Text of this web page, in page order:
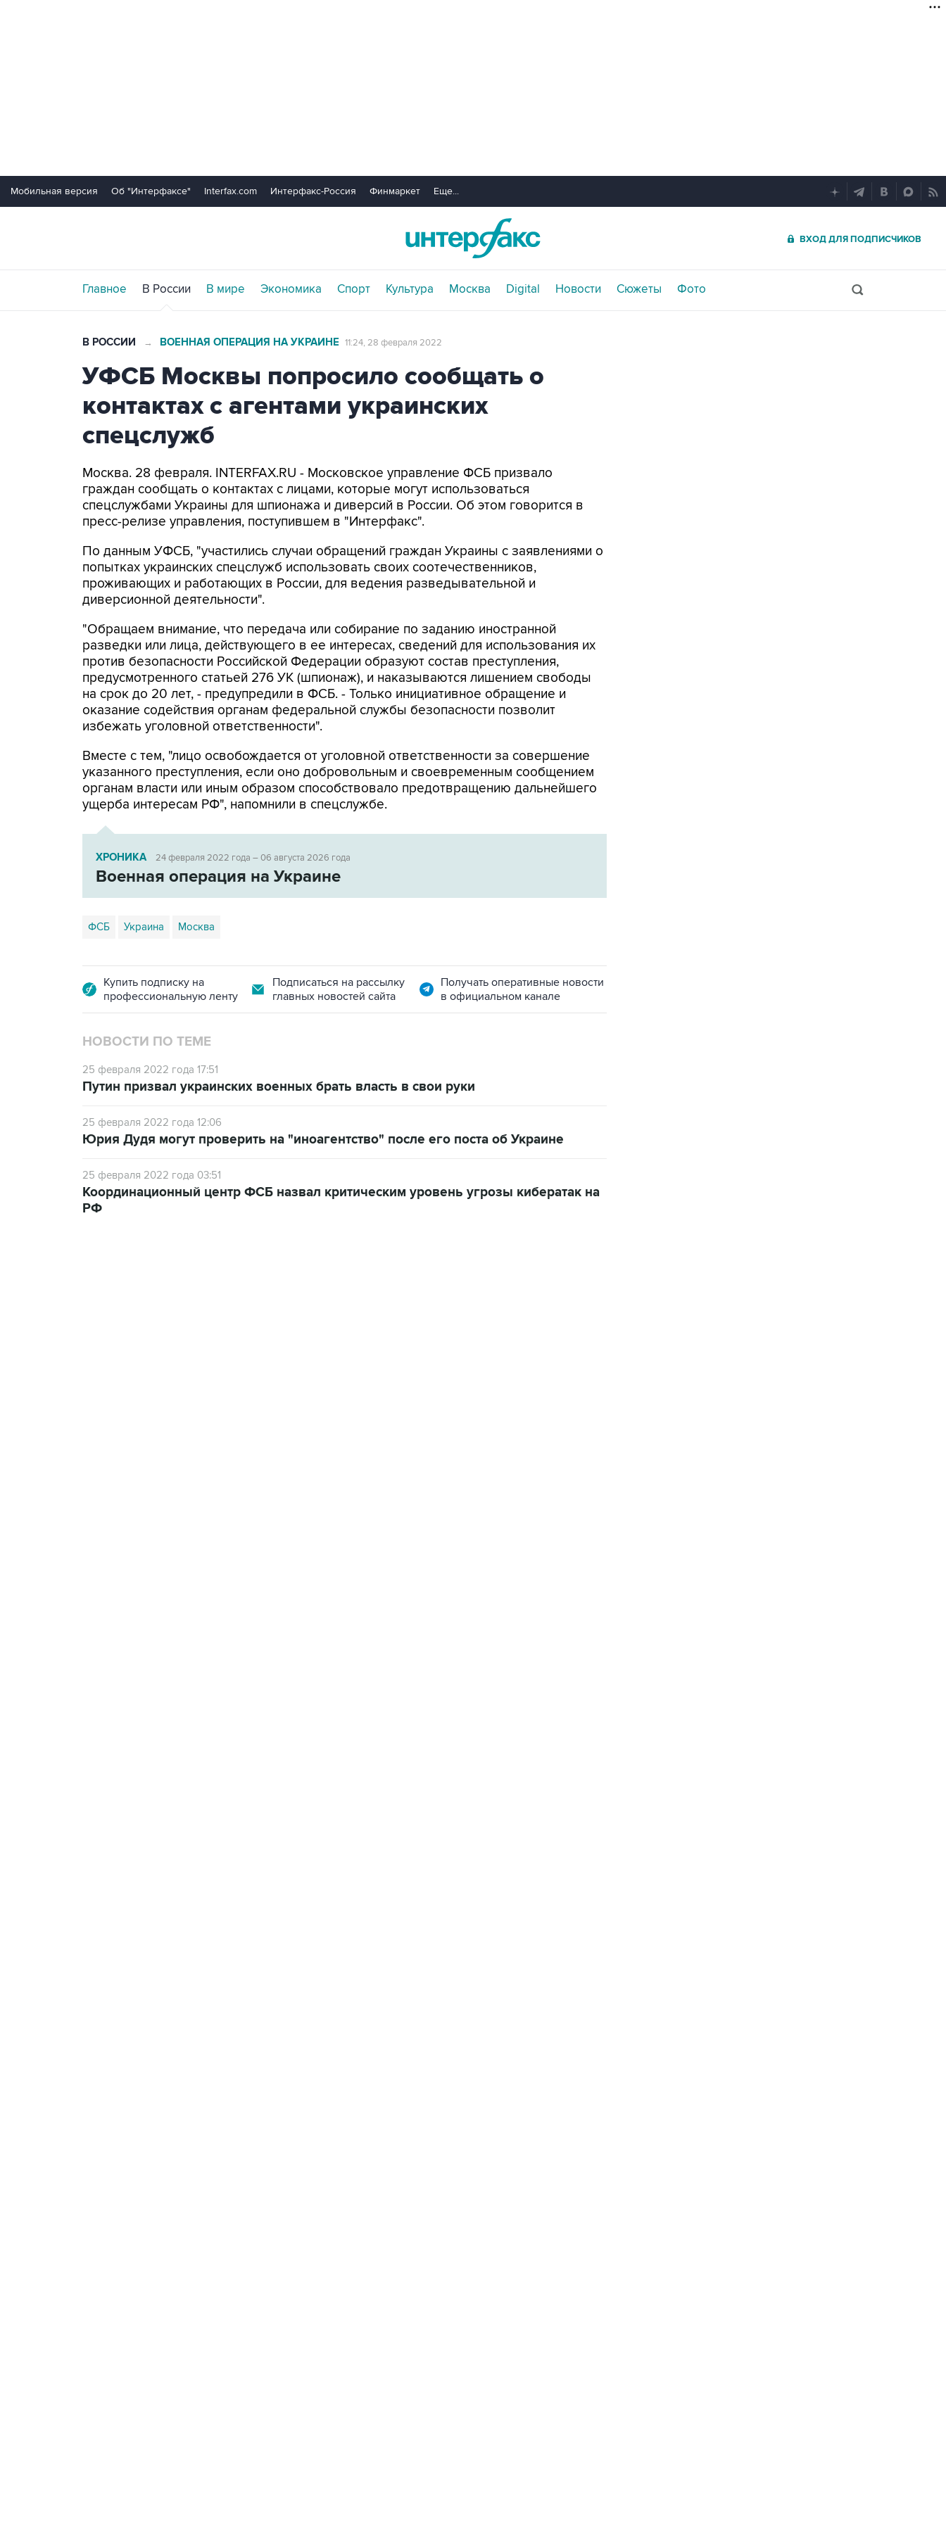
Мобильная версия Об "Интерфаксе" Interfax.com Интерфакс-Россия Финмаркет Еще...
ВХОД ДЛЯ ПОДПИСЧИКОВ
Главное В России В мире Экономика Спорт Культура Москва Digital Новости Сюжеты Фото
В РОССИИ → ВОЕННАЯ ОПЕРАЦИЯ НА УКРАИНЕ 11:24, 28 февраля 2022
УФСБ Москвы попросило сообщать о
контактах с агентами украинских
спецслужб
Москва. 28 февраля. INTERFAX.RU - Московское управление ФСБ призвало
граждан сообщать о контактах с лицами, которые могут использоваться
спецслужбами Украины для шпионажа и диверсий в России. Об этом говорится в
пресс-релизе управления, поступившем в "Интерфакс".
По данным УФСБ, "участились случаи обращений граждан Украины с заявлениями о
попытках украинских спецслужб использовать своих соотечественников,
проживающих и работающих в России, для ведения разведывательной и
диверсионной деятельности".
"Обращаем внимание, что передача или собирание по заданию иностранной
разведки или лица, действующего в ее интересах, сведений для использования их
против безопасности Российской Федерации образуют состав преступления,
предусмотренного статьей 276 УК (шпионаж), и наказываются лишением свободы
на срок до 20 лет, - предупредили в ФСБ. - Только инициативное обращение и
оказание содействия органам федеральной службы безопасности позволит
избежать уголовной ответственности".
Вместе с тем, "лицо освобождается от уголовной ответственности за совершение
указанного преступления, если оно добровольным и своевременным сообщением
органам власти или иным образом способствовало предотвращению дальнейшего
ущерба интересам РФ", напомнили в спецслужбе.
ХРОНИКА 24 февраля 2022 года – 06 августа 2026 года
Военная операция на Украине
ФСБ Украина Москва
Купить подписку на
профессиональную ленту
Подписаться на рассылку
главных новостей сайта
Получать оперативные новости
в официальном канале
НОВОСТИ ПО ТЕМЕ
25 февраля 2022 года 17:51
Путин призвал украинских военных брать власть в свои руки
25 февраля 2022 года 12:06
Юрия Дудя могут проверить на "иноагентство" после его поста об Украине
25 февраля 2022 года 03:51
Координационный центр ФСБ назвал критическим уровень угрозы кибератак на
РФ